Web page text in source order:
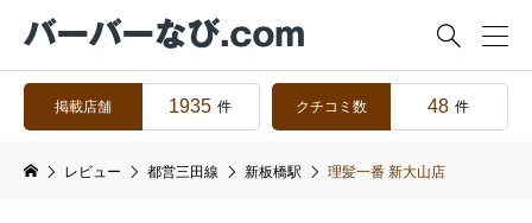

掲載店舗 1935 件 クチコミ数 48 件
レビュー 都営三田線 新板橋駅 理髪一番 新大山店